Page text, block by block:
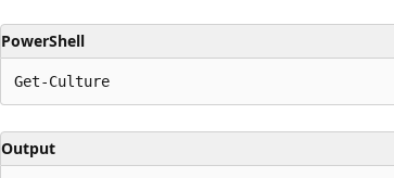
PowerShell
Output